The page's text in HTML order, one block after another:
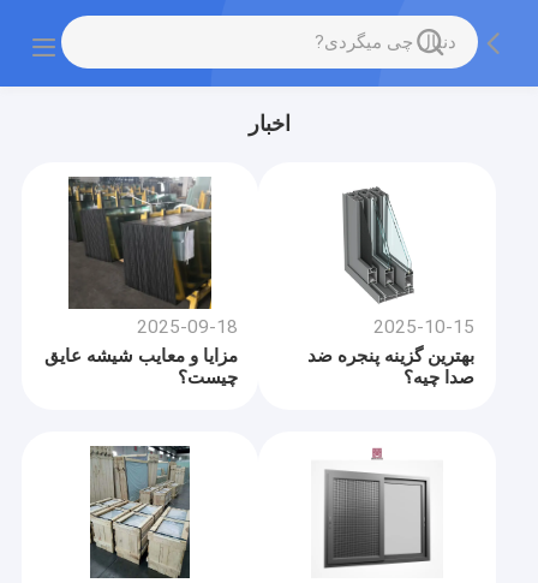
اخبار
2025-10-15
بهترين گزینه پنجره ضد
صدا چيه؟
2025-09-18
مزایا و معایب شیشه عایق
چیست؟